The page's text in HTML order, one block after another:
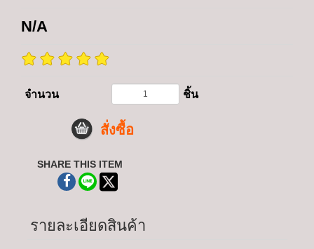
N/A
จำนวน ชิ้น
สั่งซื้อ
SHARE THIS ITEM
รายละเอียดสินค้า